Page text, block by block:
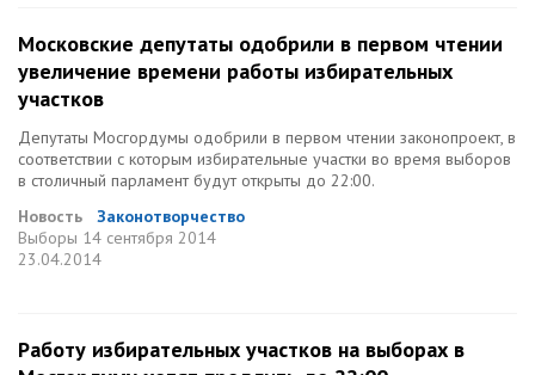
Московские депутаты одобрили в первом чтении
увеличение времени работы избирательных
участков
Депутаты Мосгордумы одобрили в первом чтении законопроект, в
соответствии с которым избирательные участки во время выборов
в столичный парламент будут открыты до 22:00.
Новость
Законотворчество
Выборы 14 сентября 2014
23.04.2014
Работу избирательных участков на выборах в